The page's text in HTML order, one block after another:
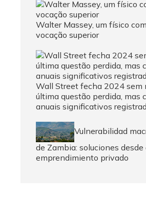
Walter Massey, um físico
vocação superior
Wall Street fecha 2024 sem
última questão perdida, mas
anuais significativos
Vulnerabilidad
de Zambia: soluciones desde
emprendimiento privado